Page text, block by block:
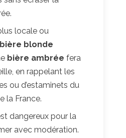
locale ou
bière blonde
bière ambrée fera
en rappelant les
ou d’estaminets du
la France.
dangereux pour la
avec modération.